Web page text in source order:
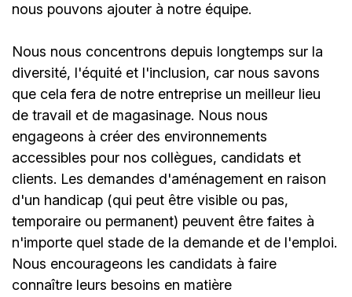
nous pouvons ajouter à notre équipe.
Nous nous concentrons depuis longtemps sur la
diversité, l'équité et l'inclusion, car nous savons
que cela fera de notre entreprise un meilleur lieu
de travail et de magasinage. Nous nous
engageons à créer des environnements
accessibles pour nos collègues, candidats et
clients. Les demandes d'aménagement en raison
d'un handicap (qui peut être visible ou pas,
temporaire ou permanent) peuvent être faites à
n'importe quel stade de la demande et de l'emploi.
Nous encourageons les candidats à faire
connaître leurs besoins en matière